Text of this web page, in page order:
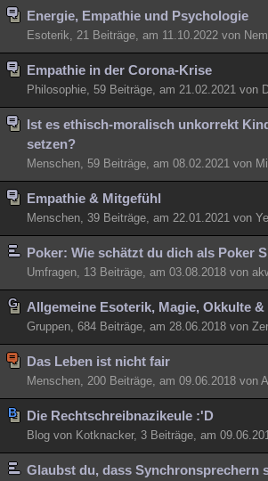
Besucht Teilgenommen Alle Neue
Lesenswert Schlüsselwörter
Energie, Empathie und Psychologie
Esoterik, 21 Beiträge, am 11.10.2022 von
Empathie in der Corona-Krise
Philosophie, 59 Beiträge, am 21.02.2021 von
Ist es ethisch-moralisch unkorrekt
setzen?
Menschen, 59 Beiträge, am 08.02.2021 von
Empathie & Mitgefühl
Menschen, 39 Beiträge, am 22.01.2021 von
Poker: Wie schätzt du dich als Poker
Umfragen, 13 Beiträge, am 03.08.2018 von
Allgemeine Esoterik, Magie, Okkulte
Gruppen, 684 Beiträge, am 28.06.2018 von
Das Leben ist nicht fair
Menschen, 200 Beiträge, am 09.06.2018 von
Die Rechtschreibnazikeule :'D
Blog von Kotknacker, 3 Beiträge, am
Glaubst du, dass Synchronsprechern